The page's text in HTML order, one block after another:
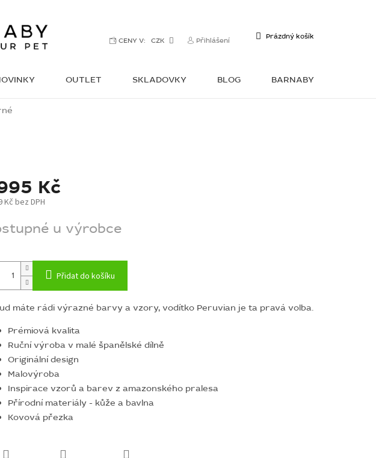
CENY V: CZK Přihlášení
NÁKUPNÍ
Prázdný košík
OUTLET SKLADOVKY BLOG BARNABY
Kč
Kč bez DPH
u výrobce
Přidat do košíku
máte rádi výrazné barvy a vzory, vodítko Peruvian je ta pravá volba.
Prémiová kvalita
Ruční výroba v malé španělské dílně
Originální design
Malovýroba
Inspirace vzorů a barev z amazonského pralesa
Přírodní materiály - kůže a bavlna
Kovová přezka